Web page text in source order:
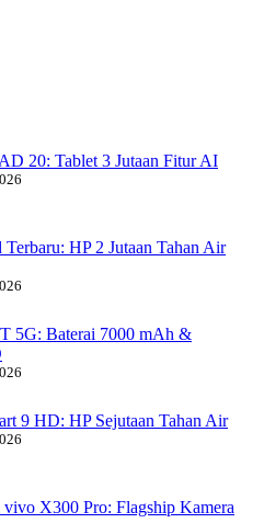
20: Tablet 3 Jutaan Fitur AI
HP 2 Jutaan Tahan Air
5G: Baterai 7000 mAh &
9 HD: HP Sejutaan Tahan Air
vivo X300 Pro: Flagship Kamera